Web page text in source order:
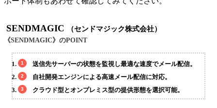
SENDMAGIC （センドマジック株式会社）
《SENDMAGIC》のPOINT
送信先サーバーの状態を監視し最適な速度でメール配信。
自社開発エンジンによる高速メール配信に対応。
クラウド型とオンプレミス型の提供形態を選択可能。